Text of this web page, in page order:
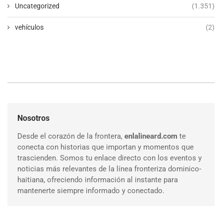
Uncategorized (1.351)
vehículos (2)
Nosotros
Desde el corazón de la frontera, enlalineard.com te
conecta con historias que importan y momentos que
trascienden. Somos tu enlace directo con los eventos y
noticias más relevantes de la línea fronteriza dominico-
haitiana, ofreciendo información al instante para
mantenerte siempre informado y conectado.